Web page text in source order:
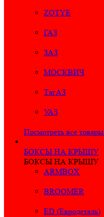
ZOTYE
ГАЗ
ЗАЗ
МОСКВИЧ
ТагАЗ
УАЗ
Посмотреть все товары
БОКСЫ НА КРЫШУ
БОКСЫ НА КРЫШУ
ARMBOX
BROOMER
ED (Евродеталь)